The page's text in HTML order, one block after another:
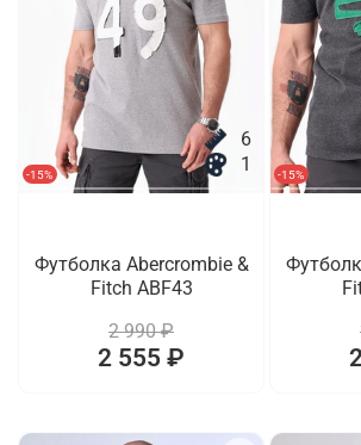
-15%
6
1
Футболка Abercrombie &
Fitch ABF43
2 990 ₽
2 555 ₽
-15%